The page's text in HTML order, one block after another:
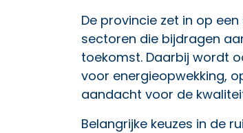
De provincie zet in op
sectoren die bijdragen
toekomst. Daarbij wordt
voor energieopwekking,
aandacht voor de
Belangrijke keuzes in de